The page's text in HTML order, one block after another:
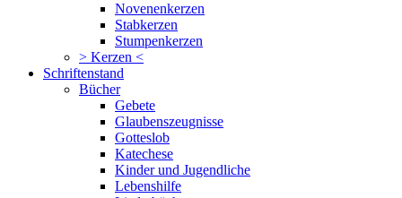
Novenenkerzen
Stabkerzen
Stumpenkerzen
> Kerzen <
Schriftenstand
Bücher
Gebete
Glaubenszeugnisse
Gotteslob
Katechese
Kinder und Jugendliche
Lebenshilfe